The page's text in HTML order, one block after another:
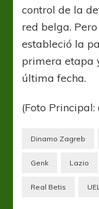
control de la
red belga.
estableció la
primera etapa
última fecha.
(Foto
Dinamo Zagreb
Genk Lazio
Real Betis